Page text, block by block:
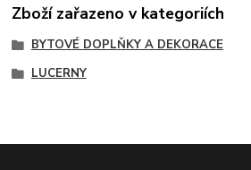
Zboží zařazeno v kategoriích
BYTOVÉ DOPLŇKY A DEKORACE
LUCERNY